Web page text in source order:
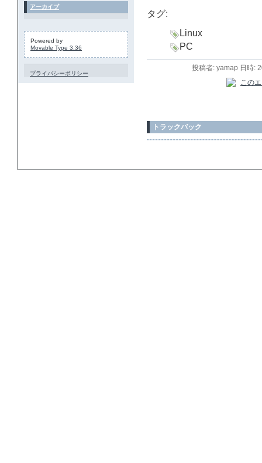
タグ:
Linux
PC
投稿者: yamap 日時:
トラックバック
アーカイブ
Powered by
Movable Type 3.36
プライバシーポリシー